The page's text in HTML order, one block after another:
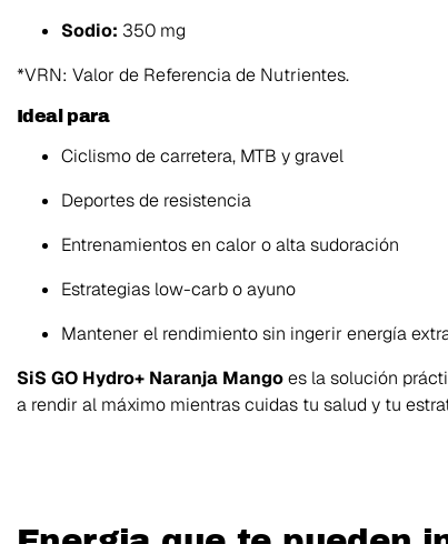
Sodio: 350 mg
*VRN: Valor de Referencia de Nutrientes.
Ideal para
Ciclismo de carretera, MTB y gravel
Deportes de resistencia
Entrenamientos en calor o alta sudoración
Estrategias low-carb o ayuno
Mantener el rendimiento sin ingerir energía
SiS GO Hydro+ Naranja Mangoes la solución
a rendir al máximo mientras cuidas tu salud y tu